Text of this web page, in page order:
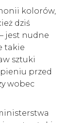
kolorów,
dziś
– jest nudne
takie
sztuki
przed
wobec